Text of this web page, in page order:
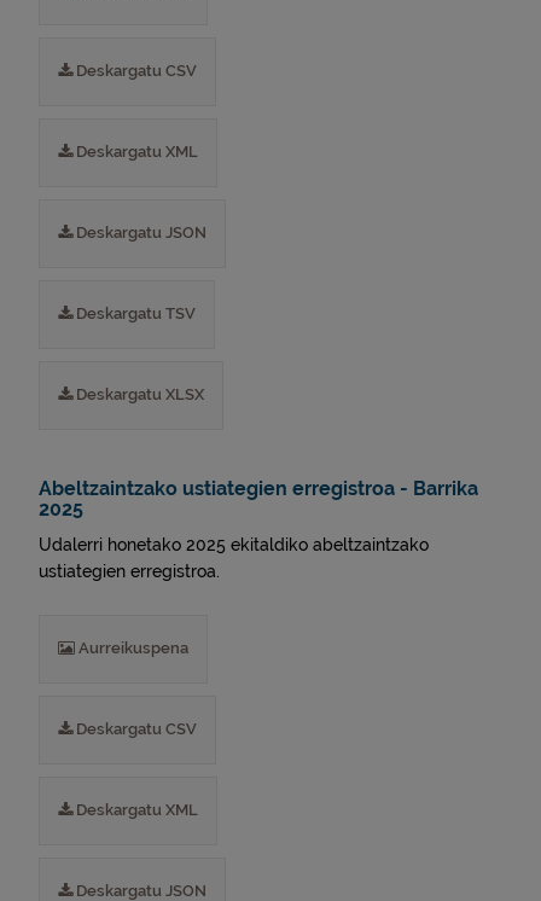
Deskargatu CSV
Deskargatu XML
Deskargatu JSON
Deskargatu TSV
Deskargatu XLSX
Abeltzaintzako ustiategien erregistroa - Barrika
2025
Udalerri honetako 2025 ekitaldiko abeltzaintzako
ustiategien erregistroa.
Aurreikuspena
Deskargatu CSV
Deskargatu XML
Deskargatu JSON